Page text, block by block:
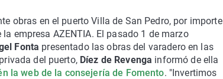
obras en el puerto Villa de San Pedro, por importe
empresa AZENTIA. El pasado 1 de marzo
Fonta presentado las obras del varadero en las
del puerto, Díez de Revenga informó de ella
la web de la consejería de Fomento. "Invertimos